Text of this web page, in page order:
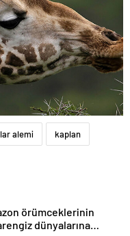
alemi kaplan
örümceklerinin
dünyalarına